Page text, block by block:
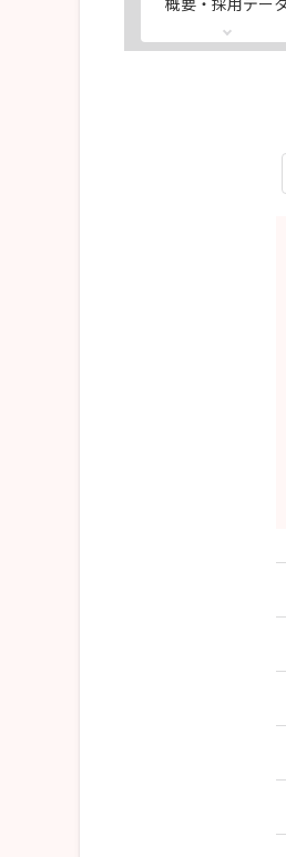
【内容】
・病院、看護部説
★2027年新卒採
詳細・お申込みは